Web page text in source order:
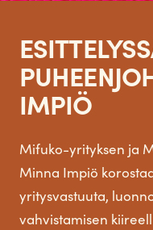
IMPIÖ
Mifuko-yrityksen ja
Minna Impiö
yritysvastuuta,
vahvistamisen